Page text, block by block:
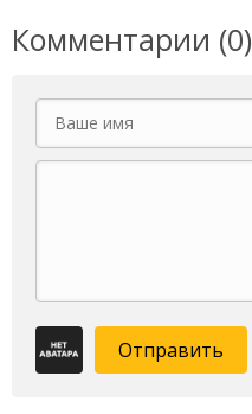
Комментарии (0)
Отправить